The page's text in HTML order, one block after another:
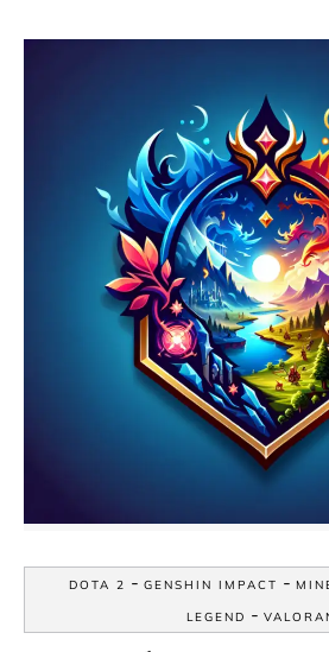
DOTA 2 - GENSHIN IMPACT -
LEGEND -